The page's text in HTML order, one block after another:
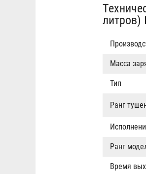
литров)
Масса
Тип
Ранг
Ранг
Время